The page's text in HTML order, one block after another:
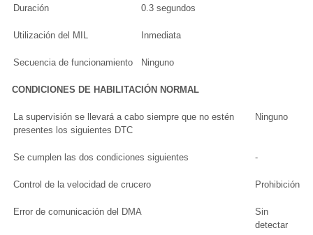
Duración 0.3 segundos
Utilización del MIL Inmediata
Secuencia de funcionamiento Ninguno
CONDICIONES DE HABILITACIÓN NORMAL
La supervisión se llevará a cabo siempre que no estén
presentes los siguientes DTC
Ninguno
Se cumplen las dos condiciones siguientes -
Control de la velocidad de crucero Prohibición
Error de comunicación del DMA
Sin
detectar